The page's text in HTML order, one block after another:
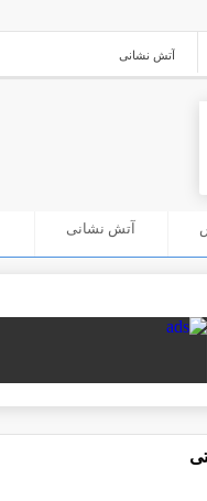
آتش نشانی